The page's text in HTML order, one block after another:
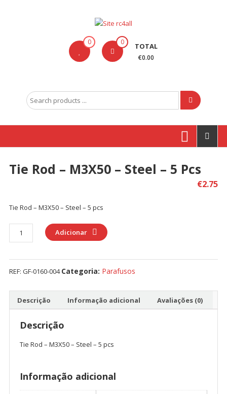
Carson
outras
0 0 TOTAL
€0.00
Search
for:
Tie Rod – M3X50 – Steel – 5 Pcs
€2.75
Tie Rod – M3X50 – Steel – 5 pcs
Quantidade
de
-
Steel
Adicionar
REF: GF-0160-004 Categoria: Parafusos
Descrição Informação adicional Avaliações (0)
Descrição
Tie Rod – M3X50 – Steel – 5 pcs
Informação adicional